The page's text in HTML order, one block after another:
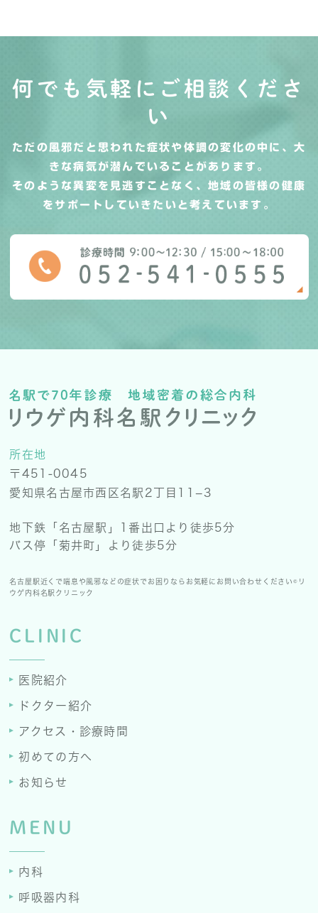
何でも気軽にご相談くださ
い
ただの風邪だと思われた症状や体調の変化の中に、大
きな病気が潜んでいることがあります。
そのような異変を見逃すことなく、地域の皆様の健康
をサポートしていきたいと考えています。
所在地
〒451-0045
愛知県名古屋市西区名駅2丁目11−3
地下鉄「名古屋駅」1番出口より徒歩5分
バス停「菊井町」より徒歩5分
名古屋駅近くで喘息や風邪などの症状でお困りならお気軽にお問い合わせください©リ
ウゲ内科名駅クリニック
CLINIC
医院紹介
ドクター紹介
アクセス・診療時間
初めての方へ
お知らせ
MENU
内科
呼吸器内科